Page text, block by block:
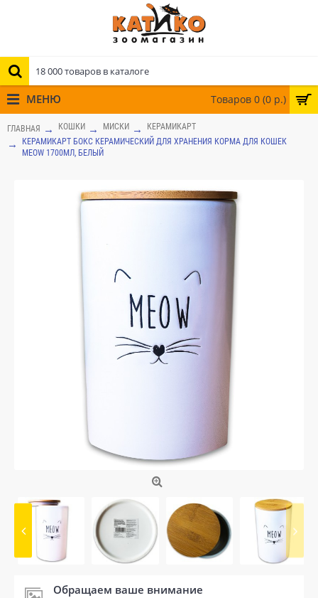
Товаров 0 (0 р.)
МЕНЮ
ГЛАВНАЯ КОШКИ МИСКИ
КЕРАМИКАРТ
КЕРАМИКАРТ БОКС КЕРАМИЧЕСКИЙ ДЛЯ ХРАНЕНИЯ КОРМА ДЛЯ КОШЕК
MEOW 1700МЛ, БЕЛЫЙ
Обращаем ваше внимание